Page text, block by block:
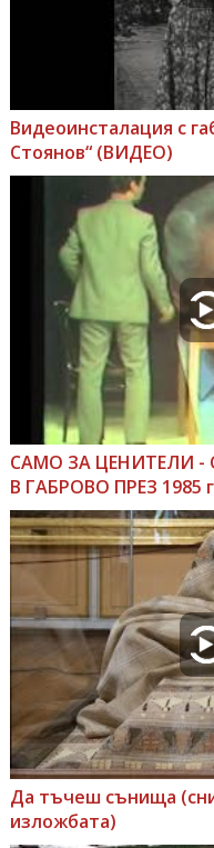
Видеоинсталация с
Стоянов“ (ВИДЕО)
САМО ЗА ЦЕНИТЕЛИ -
В ГАБРОВО ПРЕЗ 1985
Да тъчеш сънища
изложбата)